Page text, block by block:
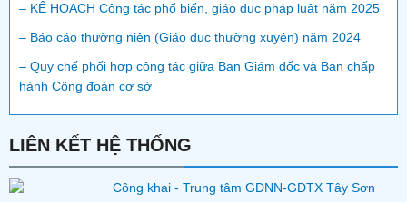
– KẾ HOẠCH Công tác phổ biến, giáo dục pháp luật năm 2025
– Báo cáo thường niên (Giáo dục thường xuyên) năm 2024
– Quy chế phối hợp công tác giữa Ban Giám đốc và Ban chấp
hành Công đoàn cơ sở
LIÊN KẾT HỆ THỐNG